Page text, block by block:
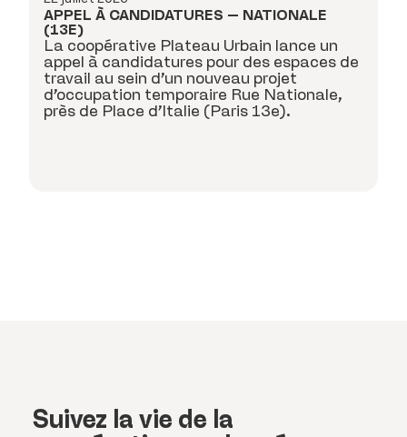
APPEL À CANDIDATURES – NATIONALE
(13E)
La coopérative Plateau Urbain lance un
appel à candidatures pour des espaces de
travail au sein d’un nouveau projet
d’occupation temporaire Rue Nationale,
près de Place d’Italie (Paris 13e).
Suivez la vie de la